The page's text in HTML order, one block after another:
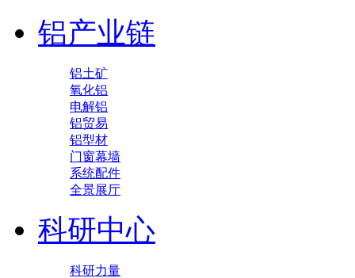
铝产业链
铝土矿
氧化铝
电解铝
铝贸易
铝型材
门窗幕墙
系统配件
全景展厅
科研中心
科研力量